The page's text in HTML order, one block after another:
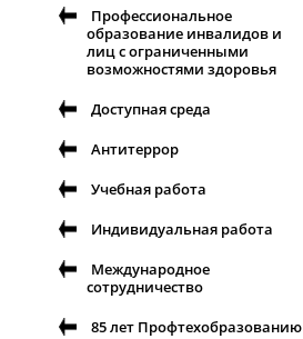
Профессиональное
образование инвалидов и
лиц с ограниченными
возможностями здоровья
Доступная среда
Антитеррор
Учебная работа
Индивидуальная работа
Международное
сотрудничество
85 лет Профтехобразованию